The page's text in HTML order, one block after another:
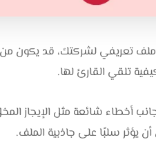
ملف تعريفي لشركتك، قد يكون
تلقي القارئ لها.
جانب أخطاء شائعة مثل الإيجاز
يؤثر سلبًا على جاذبية الملف.